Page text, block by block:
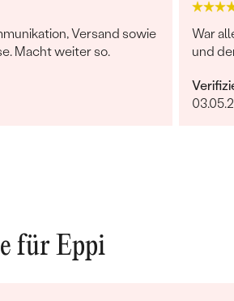
Versand sowie
Macht weiter so.
War
und
für Eppi